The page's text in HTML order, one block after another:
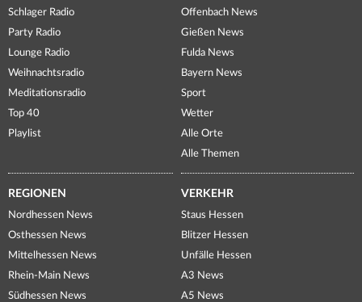
Schlager Radio
Party Radio
Lounge Radio
Weihnachtsradio
Meditationsradio
Top 40
Playlist
Offenbach News
Gießen News
Fulda News
Bayern News
Sport
Wetter
Alle Orte
Alle Themen
REGIONEN
Nordhessen News
Osthessen News
Mittelhessen News
Rhein-Main News
Südhessen News
VERKEHR
Staus Hessen
Blitzer Hessen
Unfälle Hessen
A3 News
A5 News